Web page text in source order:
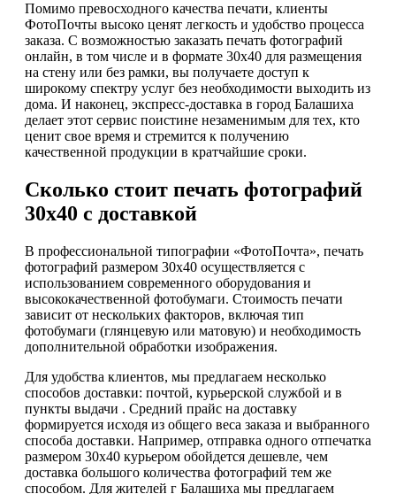
Помимо превосходного качества печати, клиенты
ФотоПочты высоко ценят легкость и удобство процесса
заказа. С возможностью заказать печать фотографий
онлайн, в том числе и в формате 30х40 для размещения
на стену или без рамки, вы получаете доступ к
широкому спектру услуг без необходимости выходить из
дома. И наконец, экспресс-доставка в город Балашиха
делает этот сервис поистине незаменимым для тех, кто
ценит свое время и стремится к получению
качественной продукции в кратчайшие сроки.
Сколько стоит печать фотографий
30х40 с доставкой
В профессиональной типографии «ФотоПочта», печать
фотографий размером 30x40 осуществляется с
использованием современного оборудования и
высококачественной фотобумаги. Стоимость печати
зависит от нескольких факторов, включая тип
фотобумаги (глянцевую или матовую) и необходимость
дополнительной обработки изображения.
Для удобства клиентов, мы предлагаем несколько
способов доставки: почтой, курьерской службой и в
пункты выдачи . Средний прайс на доставку
формируется исходя из общего веса заказа и выбранного
способа доставки. Например, отправка одного отпечатка
размером 30х40 курьером обойдется дешевле, чем
доставка большого количества фотографий тем же
способом. Для жителей г Балашиха мы предлагаем